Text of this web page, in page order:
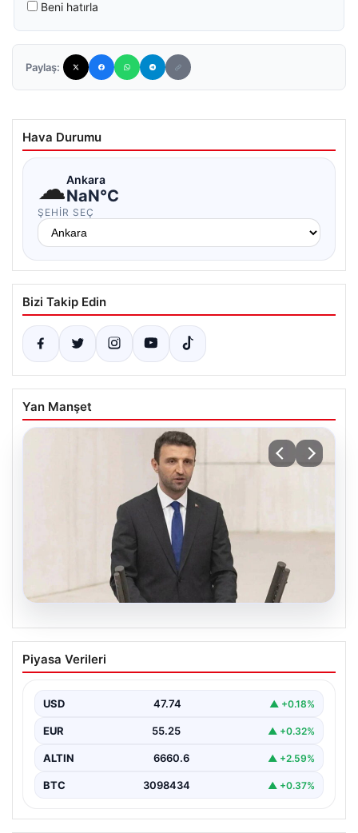
Beni hatırla
Paylaş:
Hava Durumu
☁Ankara
NaN°C
ŞEHIR SEÇ
Bizi Takip Edin
Yan Manşet
07.08.2026
AKP’li isimden skandal sözler! Barınma
sorunundan gençleri sorumlu tuttu
Sorunu ve Gençlerin Sorumluluğu Üzerine Tartışmalar",
"content":…
Piyasa Verileri
USD 47.74 ▲ +0.18%
EUR 55.25 ▲ +0.32%
ALTIN 6660.6 ▲ +2.59%
BTC 3098434 ▲ +0.37%